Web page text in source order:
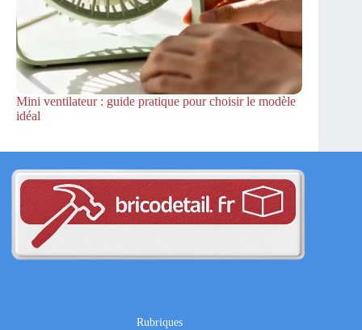
Mini ventilateur : guide pratique pour choisir le modèle
idéal
Rubriques